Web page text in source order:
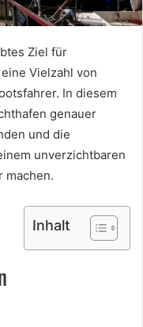
Ziel für
Vielzahl von
In diesem
genauer
und die
unverzichtbaren
machen.
Inhalt